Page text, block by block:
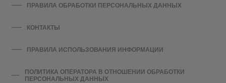
ПРАВИЛА ОБРАБОТКИ ПЕРСОНАЛЬНЫХ ДАННЫХ
КОНТАКТЫ
ПРАВИЛА ИСПОЛЬЗОВАНИЯ ИНФОРМАЦИИ
ПОЛИТИКА ОПЕРАТОРА В ОТНОШЕНИИ ОБРАБОТКИ
ПЕРСОНАЛЬНЫХ ДАННЫХ